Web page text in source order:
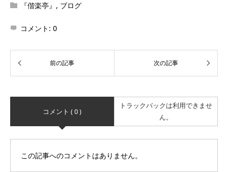
『偕楽亭』 , ブログ
コメント: 0
コメント ( 0 )
トラックバックは利用できませ
ん。
この記事へのコメントはありません。